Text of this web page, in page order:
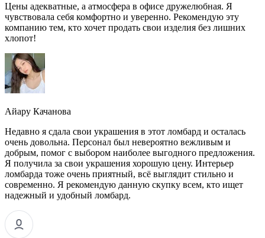
Цены адекватные, а атмосфера в офисе дружелюбная. Я
чувствовала себя комфортно и уверенно. Рекомендую эту
компанию тем, кто хочет продать свои изделия без лишних
хлопот!
Айару Качанова
Недавно я сдала свои украшения в этот ломбард и осталась
очень довольна. Персонал был невероятно вежливым и
добрым, помог с выбором наиболее выгодного предложения.
Я получила за свои украшения хорошую цену. Интерьер
ломбарда тоже очень приятный, всё выглядит стильно и
современно. Я рекомендую данную скупку всем, кто ищет
надежный и удобный ломбард.